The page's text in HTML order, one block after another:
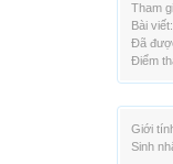
Tham
Bài viết:
Đã
Điểm
Giới
Sinh